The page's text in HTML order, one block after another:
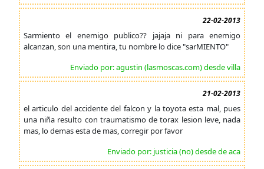
22-02-2013
Sarmiento el enemigo publico?? jajaja ni para enemigo
alcanzan, son una mentira, tu nombre lo dice "sarMIENTO"
Enviado por: agustin (lasmoscas.com) desde villa
21-02-2013
el articulo del accidente del falcon y la toyota esta mal, pues
una niña resulto con traumatismo de torax lesion leve, nada
mas, lo demas esta de mas, corregir por favor
Enviado por: justicia (no) desde de aca